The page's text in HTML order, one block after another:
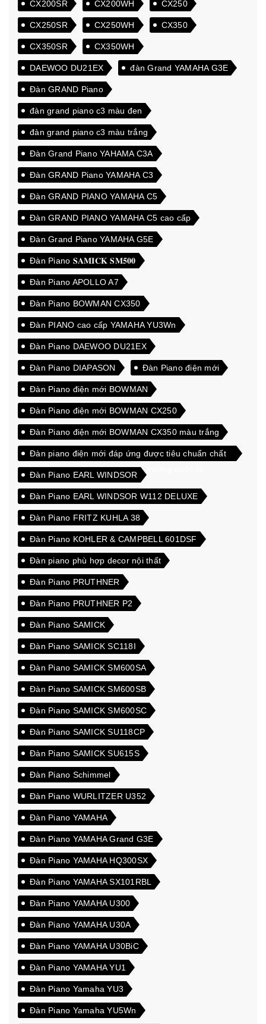
CX200SR CX200WH CX250
CX250SR CX250WH CX350
CX350SR CX350WH
DAEWOO DU21EX đàn Grand YAMAHA G3E
Đàn GRAND Piano
đàn grand piano c3 màu đen
đàn grand piano c3 màu trắng
Đàn Grand Piano YAHAMA C3A
Đàn GRAND Piano YAMAHA C3
Đàn GRAND PIANO YAMAHA C5
Đàn GRAND PIANO YAMAHA C5 cao cấp
Đàn Grand Piano YAMAHA G5E
Đàn Piano 𝐒𝐀𝐌𝐈𝐂𝐊 𝐒𝐌𝟓𝟎𝟎
Đàn Piano APOLLO A7
Đàn Piano BOWMAN CX350
Đàn PIANO cao cấp YAMAHA YU3Wn
Đàn Piano DAEWOO DU21EX
Đàn Piano DIAPASON Đàn Piano điện mới
Đàn Piano điện mới BOWMAN
Đàn Piano điện mới BOWMAN CX250
Đàn Piano điện mới BOWMAN CX350 màu trắng
Đàn piano điện mới đáp ứng được tiêu chuẩn chất
lượng cao xuất khẩu sang thị trường quốc tế
Đàn Piano EARL WINDSOR
Đàn Piano EARL WINDSOR W112 DELUXE
Đàn Piano FRITZ KUHLA 38
Đàn Piano KOHLER & CAMPBELL 601DSF
Đàn piano phù hợp decor nội thất
Đàn Piano PRUTHNER
Đàn Piano PRUTHNER P2
Đàn Piano SAMICK
Đàn Piano SAMICK SC118I
Đàn Piano SAMICK SM600SA
Đàn Piano SAMICK SM600SB
Đàn Piano SAMICK SM600SC
Đàn Piano SAMICK SU118CP
Đàn Piano SAMICK SU615S
Đàn Piano Schimmel
Đàn Piano WURLITZER U352
Đàn Piano YAMAHA
Đàn Piano YAMAHA Grand G3E
Đàn Piano YAMAHA HQ300SX
Đàn Piano YAMAHA SX101RBL
Đàn Piano YAMAHA U300
Đàn Piano YAMAHA U30A
Đàn Piano YAMAHA U30BiC
Đàn Piano YAMAHA YU1
Đàn Piano Yamaha YU3
Đàn Piano Yamaha YU5Wn